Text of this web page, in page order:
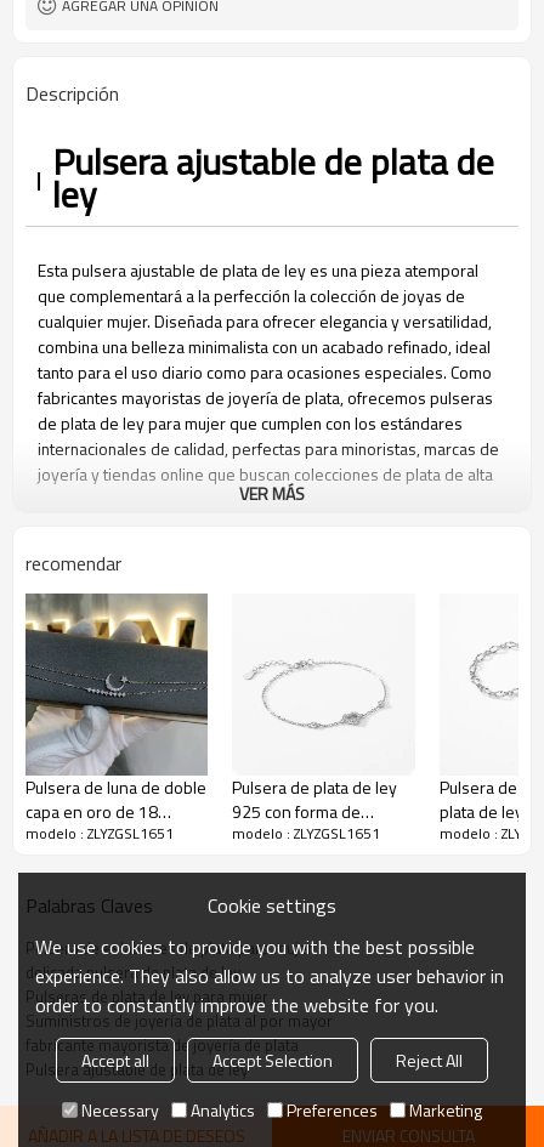
AGREGAR UNA OPINIÓN
Descripción
Pulsera ajustable de plata de
ley
Esta pulsera ajustable de plata de ley es una pieza atemporal
que complementará a la perfección la colección de joyas de
cualquier mujer. Diseñada para ofrecer elegancia y versatilidad,
combina una belleza minimalista con un acabado refinado, ideal
tanto para el uso diario como para ocasiones especiales. Como
fabricantes mayoristas de joyería de plata, ofrecemos pulseras
de plata de ley para mujer que cumplen con los estándares
internacionales de calidad, perfectas para minoristas, marcas de
joyería y tiendas online que buscan colecciones de plata de alta
gama a precios mayoristas competitivos.
Número de artículo:
ZLYZGSL1651
Peso
1,49 g
VER MÁS
recomendar
Pulsera de luna de doble
capa en oro de 18
quilates y plata de ley
circonitas elegante para
modelo : ZLYZGSL1651
Pulsera de plata de ley
925 con forma de
corazón y circonitas
para colecciones de
modelo : ZLYZGSL1651
Pulsera de
plata de ley
calidad |
modelo :
Palabras Claves
Pulsera de eslabones de plata para mujer
delicada pulsera de plata de ley
Pulseras de plata de ley para mujer
Suministros de joyería de plata al por mayor
fabricante mayorista de joyería de plata
Pulsera ajustable de plata de ley
AÑADIR A LA LISTA DE DESEOS ENVIAR CONSULTA
Cookie settings
We use cookies to provide you with the best possible
experience. They also allow us to analyze user behavior in
order to constantly improve the website for you.
Accept all Accept Selection
Reject All
Necessary
Analytics Preferences Marketing